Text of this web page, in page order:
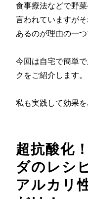
食事療法などで野
言われていますが
あるのが理由の一つ
今回は自宅で簡単
クをご紹介します。
私も実践して効果
超抗酸化
ダのレシ
アルカリ